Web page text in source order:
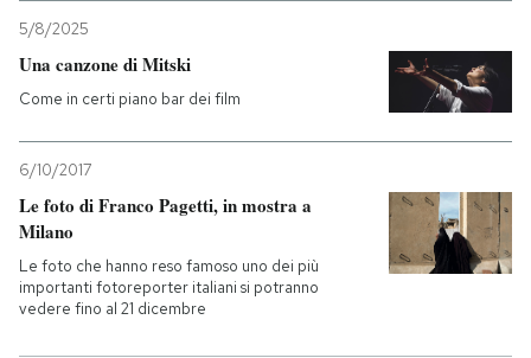
5/8/2025
Una canzone di Mitski
Come in certi piano bar dei film
6/10/2017
Le foto di Franco Pagetti, in mostra a
Milano
Le foto che hanno reso famoso uno dei più
importanti fotoreporter italiani si potranno
vedere fino al 21 dicembre